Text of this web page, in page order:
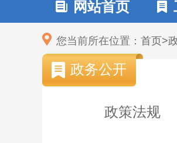
 网站首页 
您当前所在位置： 首页>
政务公开
政策法规